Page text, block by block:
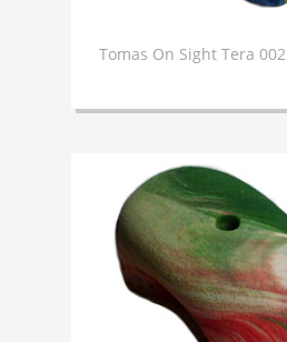
Tomas On Sight Tera 002